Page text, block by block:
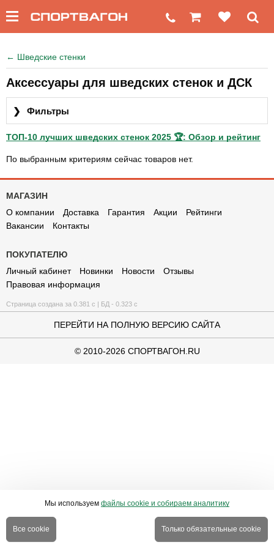
← Шведские стенки
Аксессуары для шведских стенок и ДСК
❯ Фильтры
ТОП-10 лучших шведских стенок 2025 🏆: Обзор и рейтинг
По выбранным критериям сейчас товаров нет.
МАГАЗИН
О компании
Доставка Гарантия Акции
Рейтинги
Вакансии
Контакты
ПОКУПАТЕЛЮ
Личный кабинет
Новинки Новости
Отзывы
Правовая информация
Страница создана за 0.381 с | БД - 0.323 с
ПЕРЕЙТИ НА ПОЛНУЮ ВЕРСИЮ САЙТА
© 2010-2026 СПОРТВАГОН.RU
Мы используем файлы cookie и собираем аналитику
Все cookie Только обязательные cookie